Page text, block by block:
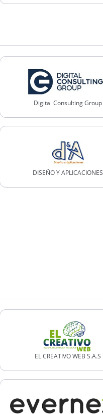
Digital Consulting Group
DISEÑO Y APLICACIONES
EL CREATIVO WEB S.A.S